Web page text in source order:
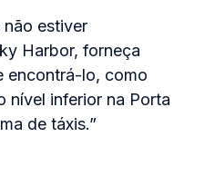
não estiver
Harbor, forneça
encontrá-lo, como
nível inferior na Porta
de táxis.”